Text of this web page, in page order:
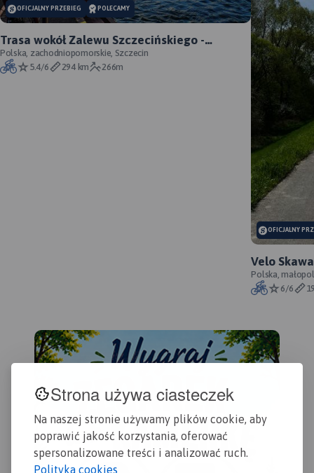
Strona używa ciasteczek
Na naszej stronie używamy plików cookie, aby
poprawić jakość korzystania, oferować
spersonalizowane treści i analizować ruch.
Polityka cookies
APLIKACJI TRASEO
OFICJALNY PRZEBIEG POLECAMY
Trasa wokół Zalewu Szczecińskiego -
oficjalny przebieg szlaku
Polska, zachodniopomorskie, Szczecin
5.4/6
294 km 266m
OFICJALNY
Velo
przebieg
Polska,
6/6